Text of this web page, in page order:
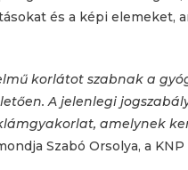
és a képi elemeket,
korlátot szabnak a
A jelenlegi
amelynek
Szabó Orsolya, a